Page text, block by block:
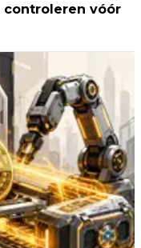
controleren vóór